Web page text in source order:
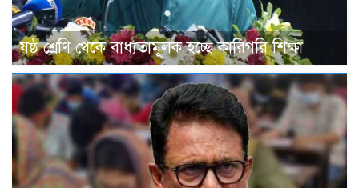
ষষ্ঠ শ্রেণি থেকে বাধ্যতামূলক হচ্ছে কারিগরি শিক্ষা